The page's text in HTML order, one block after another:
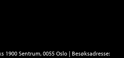
1900 Sentrum, 0055 Oslo | Besøksadresse: